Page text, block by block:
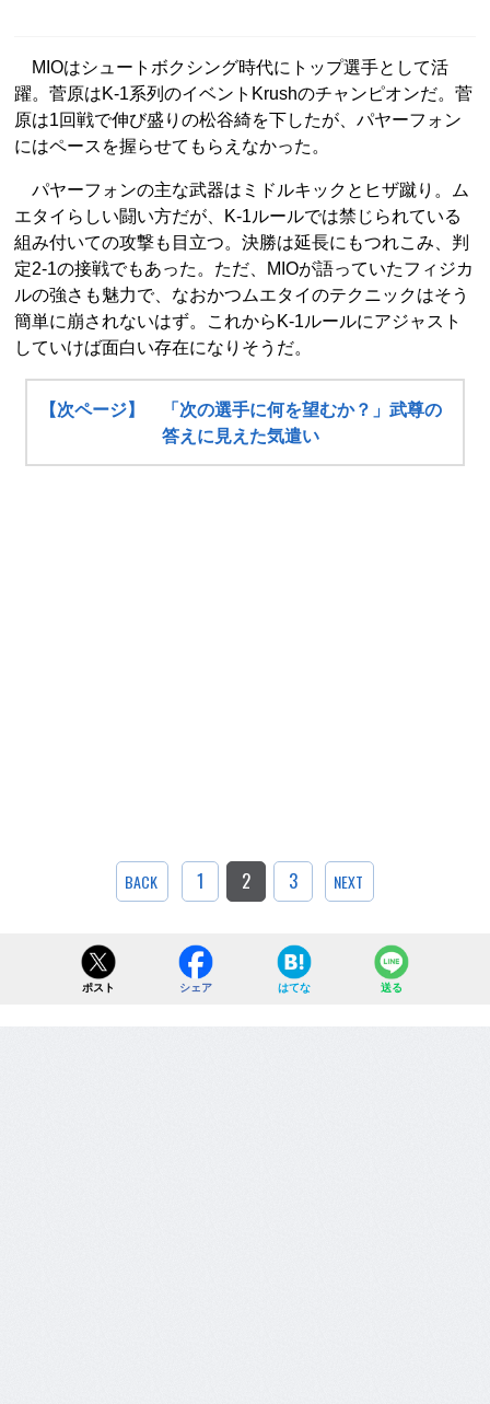
MIOはシュートボクシング時代にトップ選手として活
躍。菅原はK-1系列のイベントKrushのチャンピオンだ。菅
原は1回戦で伸び盛りの松谷綺を下したが、パヤーフォン
にはペースを握らせてもらえなかった。
パヤーフォンの主な武器はミドルキックとヒザ蹴り。ム
エタイらしい闘い方だが、K-1ルールでは禁じられている
組み付いての攻撃も目立つ。決勝は延長にもつれこみ、判
定2-1の接戦でもあった。ただ、MIOが語っていたフィジカ
ルの強さも魅力で、なおかつムエタイのテクニックはそう
簡単に崩されないはず。これからK-1ルールにアジャスト
していけば面白い存在になりそうだ。
【次ページ】 「次の選手に何を望むか？」武尊の
答えに見えた気遣い
BACK 1 2 3 NEXT
ポスト シェア はてな 送る